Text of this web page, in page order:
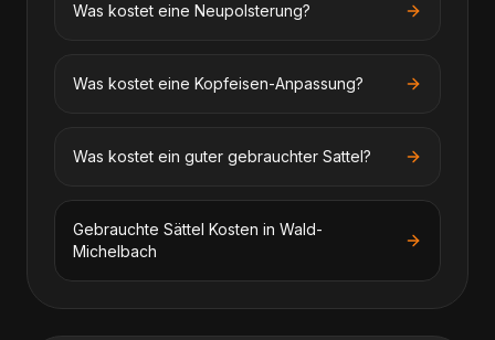
Was kostet eine Neupolsterung?
Was kostet eine Kopfeisen-Anpassung?
Was kostet ein guter gebrauchter Sattel?
Gebrauchte Sättel Kosten in Wald-
Michelbach